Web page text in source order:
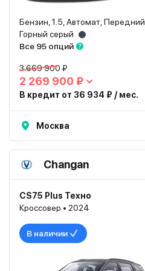
Бензин, 1.5, Автомат, Передний,
Горный серый
Все 95 опций
3 669 900 ₽
2 269 900 ₽
В кредит от 36 934 ₽ / мес.
Москва
Changan
CS75 Plus Техно
Кроссовер • 2024
В наличии